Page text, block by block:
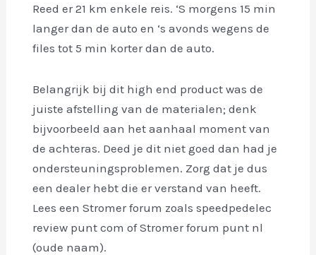
Reed er 21 km enkele reis. ‘S morgens 15 min
langer dan de auto en ‘s avonds wegens de
files tot 5 min korter dan de auto.
Belangrijk bij dit high end product was de
juiste afstelling van de materialen; denk
bijvoorbeeld aan het aanhaal moment van
de achteras. Deed je dit niet goed dan had je
ondersteuningsproblemen. Zorg dat je dus
een dealer hebt die er verstand van heeft.
Lees een Stromer forum zoals speedpedelec
review punt com of Stromer forum punt nl
(oude naam).